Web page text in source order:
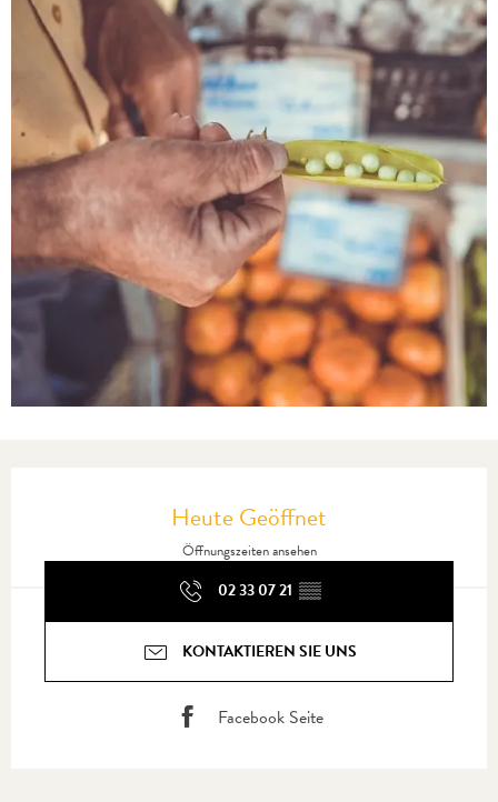
Heute Geöffnet
Öffnungszeiten ansehen
02 33 07 21 ▒▒
KONTAKTIEREN SIE UNS
Facebook Seite